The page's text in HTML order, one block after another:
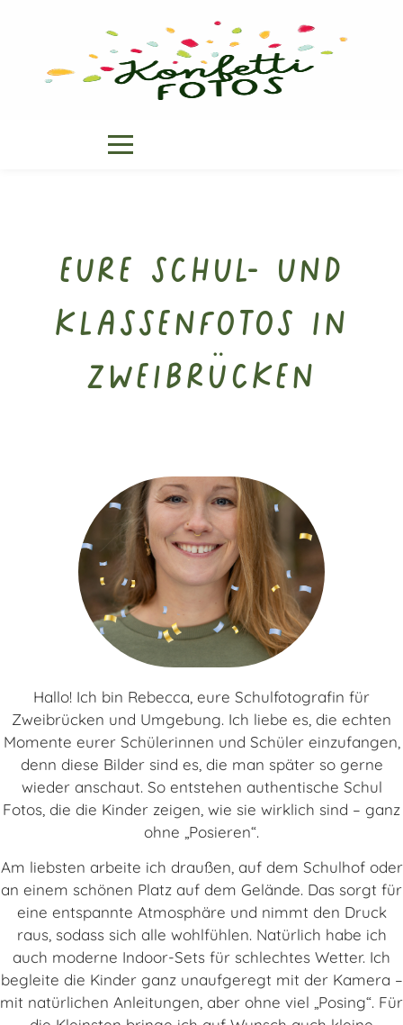
Eure Schul- und
Klassenfotos in
Zweibrücken
Hallo! Ich bin Rebecca, eure Schulfotografin für
Zweibrücken und Umgebung. Ich liebe es, die echten
Momente eurer Schülerinnen und Schüler einzufangen,
denn diese Bilder sind es, die man später so gerne
wieder anschaut. So entstehen authentische Schul
Fotos, die die Kinder zeigen, wie sie wirklich sind – ganz
ohne „Posieren“.
Am liebsten arbeite ich draußen, auf dem Schulhof oder
an einem schönen Platz auf dem Gelände. Das sorgt für
eine entspannte Atmosphäre und nimmt den Druck
raus, sodass sich alle wohlfühlen. Natürlich habe ich
auch moderne Indoor-Sets für schlechtes Wetter. Ich
begleite die Kinder ganz unaufgeregt mit der Kamera –
mit natürlichen Anleitungen, aber ohne viel „Posing“. Für